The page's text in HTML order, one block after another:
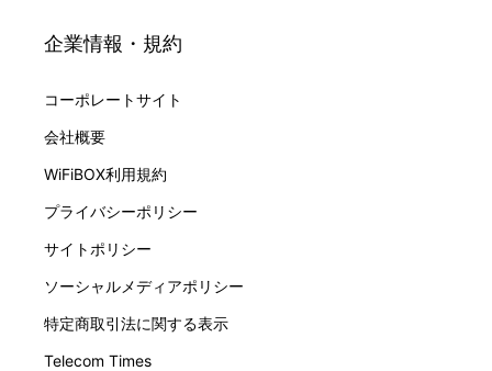
企業情報・規約
コーポレートサイト
会社概要
WiFiBOX利用規約
プライバシーポリシー
サイトポリシー
ソーシャルメディアポリシー
特定商取引法に関する表示
Telecom Times